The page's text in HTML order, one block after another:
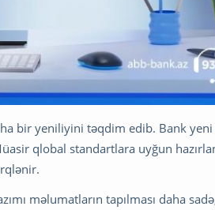
bir yeniliyini təqdim edib. Bank
qlobal standartlara uyğun
məlumatların tapılması daha